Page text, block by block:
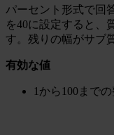
パーセント形式で回
を40に設定すると、
す。残りの幅がサブ
有効な値
1から100まで